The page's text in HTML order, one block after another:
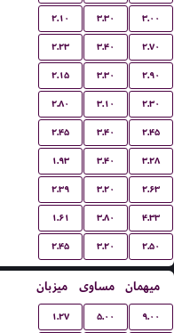
۲.۱۰ ۳.۳۰ ۳.۰۰
۲.۲۳ ۳.۴۰ ۲.۷۰
۲.۱۵ ۳.۳۰ ۲.۹۰
۲.۸۰ ۳.۱۰ ۲.۳۰
۲.۴۵ ۳.۴۰ ۲.۴۵
۱.۹۳ ۳.۴۰ ۳.۲۸
۲.۳۹ ۳.۲۰ ۲.۶۳
۱.۶۱ ۳.۸۰ ۴.۳۳
۲.۴۵ ۳.۲۰ ۲.۵۰
میزبان مساوی میهمان
۱.۲۷ ۵.۰۰ ۹.۰۰